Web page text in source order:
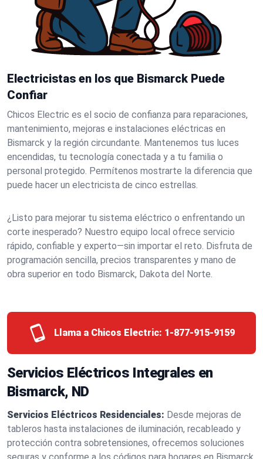
Electricistas en los que Bismarck Puede
Confiar
Chicos Electric es el socio de confianza para reparaciones,
mantenimiento, mejoras e instalaciones eléctricas en
Bismarck y la región circundante. Mantenemos tus luces
encendidas, tu tecnología conectada y a tu familia o
personal protegido. Permítenos mostrarte la diferencia que
puede hacer un electricista de cinco estrellas.
¿Listo para mejorar tu sistema eléctrico o enfrentando un
corte inesperado? Nuestro equipo local ofrece servicio
rápido, confiable y experto—sin importar el reto. Disfruta de
programación sencilla, precios transparentes y mano de
obra superior en todo Bismarck, Dakota del Norte.
Llama a Chicos Electric: 1-877-915-9159
Servicios Eléctricos Integrales en
Bismarck, ND
Servicios Eléctricos Residenciales: Desde mejoras de
tableros hasta instalaciones de iluminación, recableado y
protección contra sobretensiones, ofrecemos soluciones